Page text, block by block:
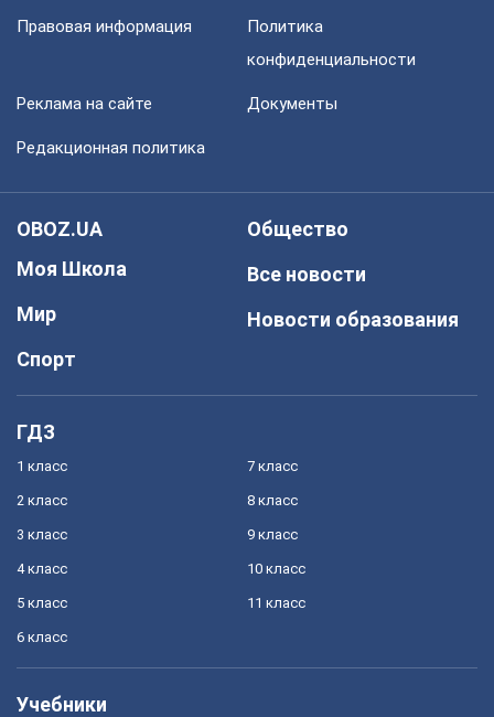
Правовая информация
Политика
конфиденциальности
Реклама на сайте Документы
Редакционная политика
OBOZ.UA
Моя Школа
Мир
Спорт
Общество
Все новости
Новости образования
ГДЗ
1 класс
2 класс
3 класс
4 класс
5 класс
6 класс
7 класс
8 класс
9 класс
10 класс
11 класс
Учебники